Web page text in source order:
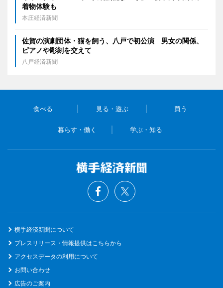
着物体験も
本庄経済新聞
佐賀の演劇団体・猫を飼う、八戸で初公演 男女の関係、
ピアノや彫刻を交えて
八戸経済新聞
食べる 見る・遊ぶ 買う
暮らす・働く 学ぶ・知る
横手経済新聞について
プレスリリース・情報提供はこちらから
アクセスデータの利用について
お問い合わせ
広告のご案内